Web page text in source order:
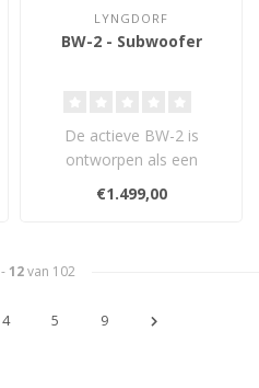
LYNGDORF
BW-2 - Subwoofer
De actieve BW-2 is
ontworpen als een
bandbreedte met als doel..
€1.499,00
- 12van 102
4 5 9